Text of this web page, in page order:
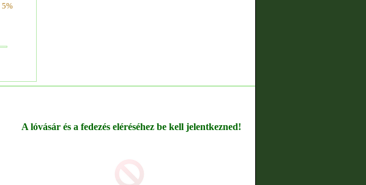
5%
A lóvásár és a fedezés eléréséhez be kell jelentkezned!